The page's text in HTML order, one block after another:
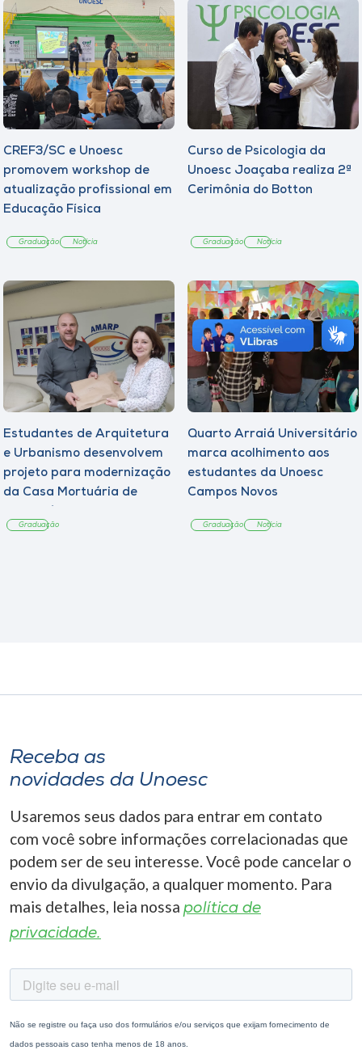
CREF3/SC e Unoesc
promovem workshop de
atualização profissional em
Educação Física
Graduação Notícia
Curso de Psicologia da
Unoesc Joaçaba realiza 2ª
Cerimônia do Botton
Graduação Notícia
Estudantes de Arquitetura
e Urbanismo desenvolvem
projeto para modernização
da Casa Mortuária de
Graduação
Quarto Arraiá Universitário
marca acolhimento aos
estudantes da Unoesc
Campos Novos
Graduação Notícia
Receba as
novidades da Unoesc
Usaremos seus dados para entrar em contato
com você sobre informações correlacionadas que
podem ser de seu interesse. Você pode cancelar o
envio da divulgação, a qualquer momento. Para
mais detalhes, leia nossa política de
privacidade.